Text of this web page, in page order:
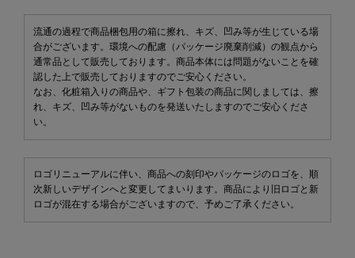
流通の過程で商品梱包用の箱に擦れ、キズ、凹み等が生じている場
合がございます。環境への配慮（パッケージ廃棄削減）の観点から
通常品として販売しております。商品本体には問題がないことを確
認した上で販売しておりますのでご安心ください。
なお、化粧箱入りの商品や、ギフト包装の商品に関しましては、擦
れ、キズ、凹み等がないものを発送いたしますのでご安心くださ
い。
ロゴリニューアルに伴い、商品への刻印やパッケージのロゴを、順
次新しいデザインへと変更してまいります。商品により旧ロゴと新
ロゴが混在する場合がございますので、予めご了承ください。